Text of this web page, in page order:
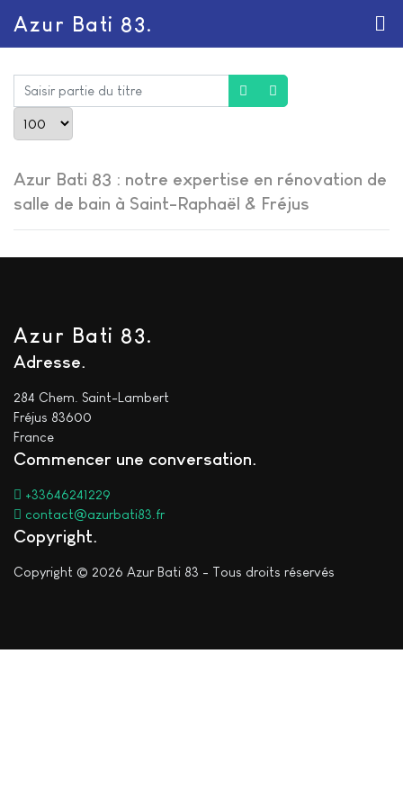
Azur Bati 83.
Saisir partie du titre
Azur Bati 83 : notre expertise en rénovation de
salle de bain à Saint-Raphaël & Fréjus
Azur Bati 83.
Adresse
284 Chem. Saint-Lambert
Fréjus 83600
France
Commencer une conversation
+33646241229
contact@azurbati83.fr
Copyright
Copyright © 2026 Azur Bati 83 - Tous droits réservés